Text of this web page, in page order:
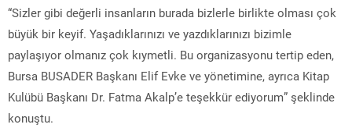
“Sizler gibi değerli insanların burada bizlerle birlikte olması çok
büyük bir keyif. Yaşadıklarınızı ve yazdıklarınızı bizimle
paylaşıyor olmanız çok kıymetli. Bu organizasyonu tertip eden,
Bursa BUSADER Başkanı Elif Evke ve yönetimine, ayrıca Kitap
Kulübü Başkanı Dr. Fatma Akalp’e teşekkür ediyorum” şeklinde
konuştu.